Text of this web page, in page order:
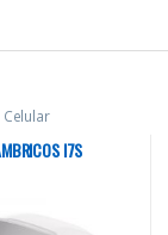
I7S